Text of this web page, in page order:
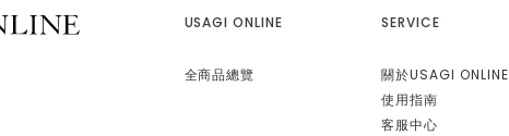
USAGI ONLINE
全商品總覽
SERVICE
關於USAGI ONLINE
使用指南
客服中心